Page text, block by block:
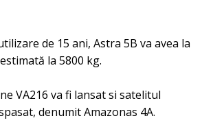
de 15 ani, Astra 5B va avea la
la 5800 kg.
VA216 va fi lansat si satelitul
denumit Amazonas 4A.